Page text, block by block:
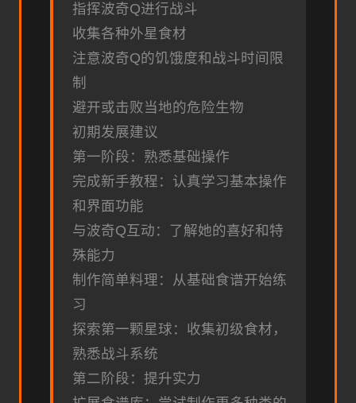
指挥波奇Q进行战斗
收集各种外星食材
注意波奇Q的饥饿度和战斗时间限
制
避开或击败当地的危险生物
初期发展建议
第一阶段：熟悉基础操作
完成新手教程：认真学习基本操作
和界面功能
与波奇Q互动：了解她的喜好和特
殊能力
制作简单料理：从基础食谱开始练
习
探索第一颗星球：收集初级食材，
熟悉战斗系统
第二阶段：提升实力